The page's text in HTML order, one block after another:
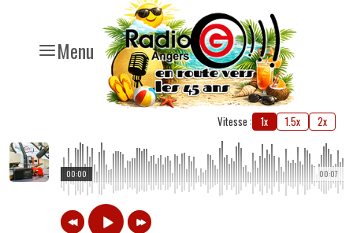
Menu
Vitesse : 1x 1.5x 2x
00:07
00:00